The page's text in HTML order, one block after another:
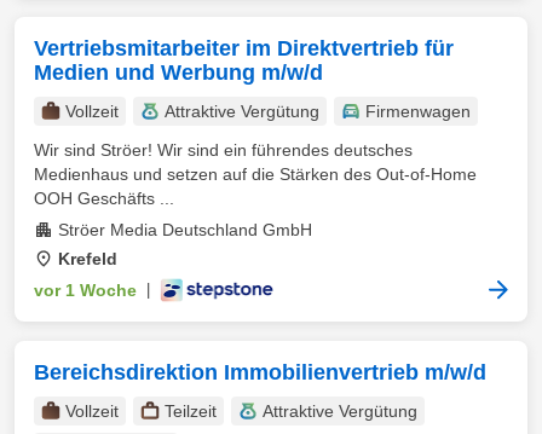
Vertriebsmitarbeiter im Direktvertrieb für
Medien und Werbung m/w/d
Vollzeit Attraktive Vergütung
Firmenwagen
Wir sind Ströer! Wir sind ein führendes deutsches
Medienhaus und setzen auf die Stärken des Out-of-Home
OOH Geschäfts ...
Ströer Media Deutschland GmbH
Krefeld
vor 1 Woche
Bereichsdirektion Immobilienvertrieb m/w/d
Vollzeit Teilzeit
Attraktive Vergütung